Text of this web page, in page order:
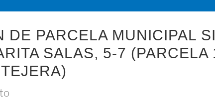
DE PARCELA MUNICIPAL
SALAS, 5-7 (PARCELA